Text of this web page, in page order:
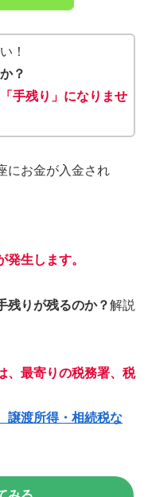
！
？
手残り」になりませ
にお金が入金され
発生します。
残りが残るのか？解説
、最寄りの税務署、税
譲渡所得・相続税な